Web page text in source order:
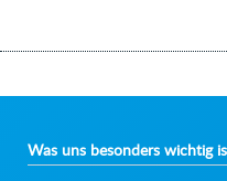
Was uns besonders wichtig